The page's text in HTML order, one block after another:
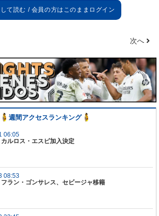
しいものになった。サポーターの怒
たとは思わない。このメンバーは
ー。
と言うことは出来るしチームを離れ
える。
ェットコースターのようなもので厳
が、それは今夜だけの話ではない。
次へ
週間アクセスランキング
06:05
ルロス・エスピ加入決定
08:53
ラン・ゴンサレス、セビージャ移籍